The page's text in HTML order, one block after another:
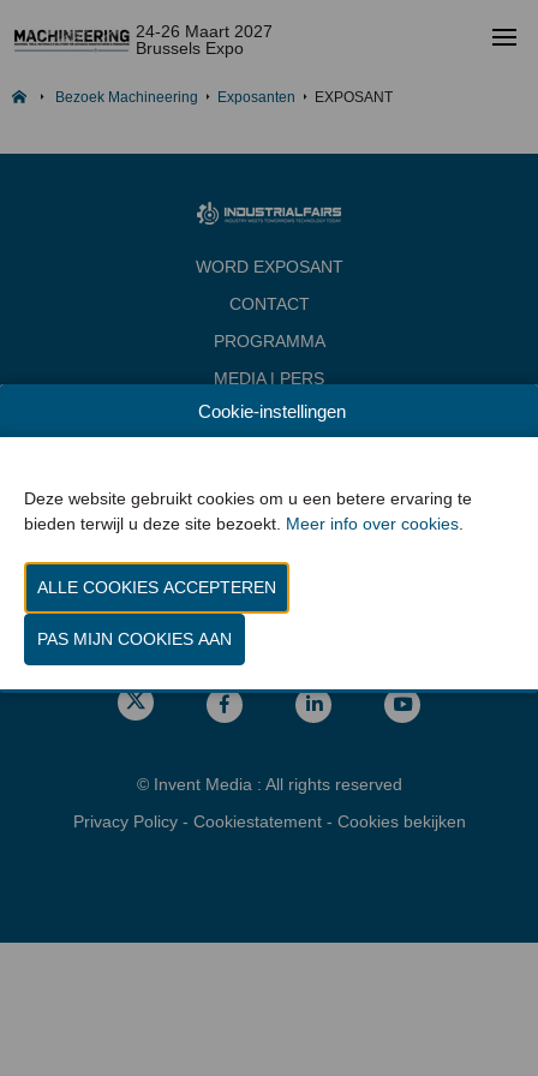
24-26 Maart 2027
Brussels Expo
Bezoek Machineering Exposanten EXPOSANT
WORD EXPOSANT
CONTACT
PROGRAMMA
MEDIA | PERS
INDUSTRIALFAIRS
Woensdag 24 maart 2027 van 10.00 - 18.00
Donderdag 25 maart 2027 van 10.00 - 22.00
Locatie
gps: Parking C - Romeinsesteenweg
1853 Brussel
© Invent Media : All rights reserved
Privacy Policy- Cookiestatement- Cookies bekijken
Cookie-instellingen
Deze website gebruikt cookies om u een betere ervaring te
bieden terwijl u deze site bezoekt. Meer info over cookies